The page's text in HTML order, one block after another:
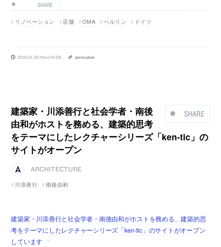
SHARE
リノベーション 店舗 OMA ベルリン ドイツ
2016.01.20 Wed 15:05 permalink
SHARE
建築家・川添善行と社会学者・南後
由和がホストを務める、建築的思考
をテーマにしたレクチャーシリーズ「ken-tic」の
サイトがオープン
ARCHITECTURE
川添善行
南後由和
建築家・川添善行と社会学者・南後由和がホストを務める、建築的思
考をテーマにしたレクチャーシリーズ「ken-tic」のサイトがオープン
しています